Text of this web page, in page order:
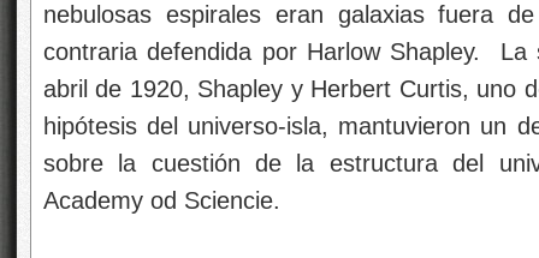
nebulosas espirales eran galaxias fuera
contraria defendida por Harlow Shapley.
abril de 1920, Shapley y Herbert Curtis, uno
hipótesis del universo-isla, mantuvieron un
sobre la cuestión de la estructura del
Academy od Sciencie.